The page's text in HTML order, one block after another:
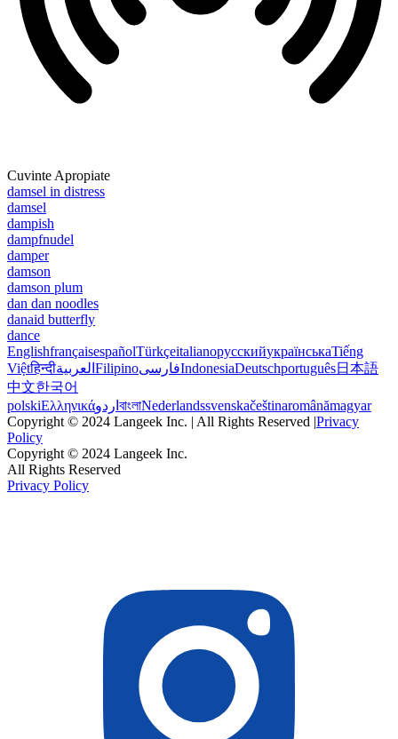
Cuvinte Apropiate
damsel in distress
damsel
dampish
dampfnudel
damper
damson
damson plum
dan dan noodles
danaid butterfly
dance
EnglishfrançaisespañolTürkçeitalianoрусскийукраїнськаTiếng
Việtहिन्दीالعربية FilipinoفارسیIndonesiaDeutschportuguês日本語
中文한국어
polskiΕλληνικάاردو বাংলাNederlandssvenskačeštinaromânămagyar
Copyright © 2024 Langeek Inc. | All Rights Reserved |Privacy
Policy
Copyright © 2024 Langeek Inc.
All Rights Reserved
Privacy Policy